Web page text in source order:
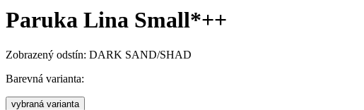
Paruka Lina Small*++
Zobrazený odstín: DARK SAND/SHAD
Barevná varianta:
vybraná varianta